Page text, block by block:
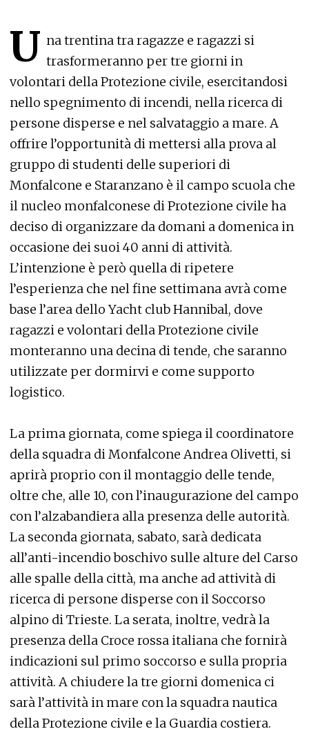
U na trentina tra ragazze e ragazzi si
trasformeranno per tre giorni in
volontari della Protezione civile, esercitandosi
nello spegnimento di incendi, nella ricerca di
persone disperse e nel salvataggio a mare. A
offrire l’opportunità di mettersi alla prova al
gruppo di studenti delle superiori di
Monfalcone e Staranzano è il campo scuola che
il nucleo monfalconese di Protezione civile ha
deciso di organizzare da domani a domenica in
occasione dei suoi 40 anni di attività.
L’intenzione è però quella di ripetere
l’esperienza che nel fine settimana avrà come
base l’area dello Yacht club Hannibal, dove
ragazzi e volontari della Protezione civile
monteranno una decina di tende, che saranno
utilizzate per dormirvi e come supporto
logistico.
La prima giornata, come spiega il coordinatore
della squadra di Monfalcone Andrea Olivetti, si
aprirà proprio con il montaggio delle tende,
oltre che, alle 10, con l’inaugurazione del campo
con l’alzabandiera alla presenza delle autorità.
La seconda giornata, sabato, sarà dedicata
all’anti-incendio boschivo sulle alture del Carso
alle spalle della città, ma anche ad attività di
ricerca di persone disperse con il Soccorso
alpino di Trieste. La serata, inoltre, vedrà la
presenza della Croce rossa italiana che fornirà
indicazioni sul primo soccorso e sulla propria
attività. A chiudere la tre giorni domenica ci
sarà l’attività in mare con la squadra nautica
della Protezione civile e la Guardia costiera.